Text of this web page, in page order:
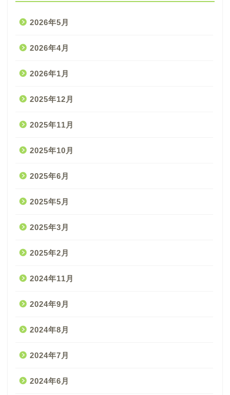
2026年5月
2026年4月
2026年1月
2025年12月
2025年11月
2025年10月
2025年6月
2025年5月
2025年3月
2025年2月
2024年11月
2024年9月
2024年8月
2024年7月
2024年6月